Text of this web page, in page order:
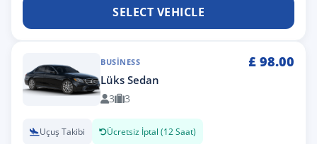
SELECT VEHICLE
BUSINESS £ 98.00
Lüks Sedan
3 3
Uçuş Takibi Ücretsiz İptal (12 Saat)